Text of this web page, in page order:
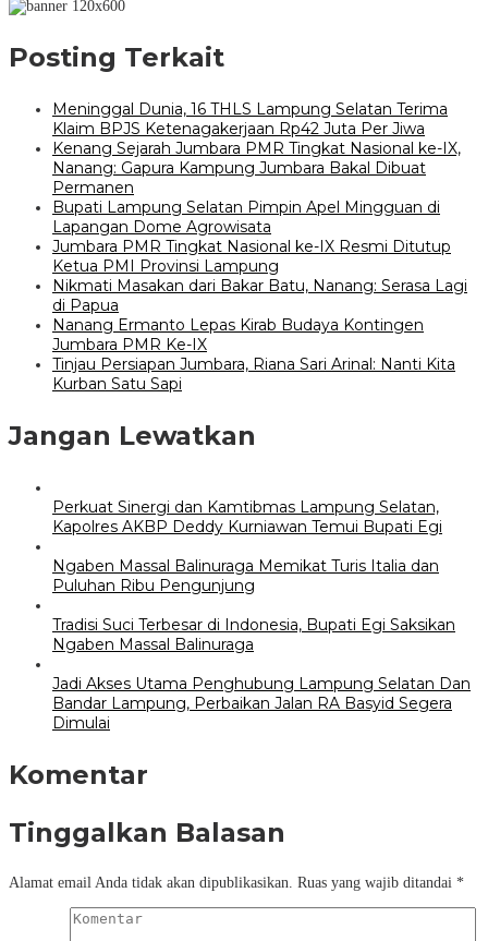
Posting Terkait
Meninggal Dunia, 16 THLS Lampung Selatan Terima
Klaim BPJS Ketenagakerjaan Rp42 Juta Per Jiwa
Kenang Sejarah Jumbara PMR Tingkat Nasional ke-IX,
Nanang: Gapura Kampung Jumbara Bakal Dibuat
Permanen
Bupati Lampung Selatan Pimpin Apel Mingguan di
Lapangan Dome Agrowisata
Jumbara PMR Tingkat Nasional ke-IX Resmi Ditutup
Ketua PMI Provinsi Lampung
Nikmati Masakan dari Bakar Batu, Nanang: Serasa Lagi
di Papua
Nanang Ermanto Lepas Kirab Budaya Kontingen
Jumbara PMR Ke-IX
Tinjau Persiapan Jumbara, Riana Sari Arinal: Nanti Kita
Kurban Satu Sapi
Jangan Lewatkan
Perkuat Sinergi dan Kamtibmas Lampung Selatan,
Kapolres AKBP Deddy Kurniawan Temui Bupati Egi
Ngaben Massal Balinuraga Memikat Turis Italia dan
Puluhan Ribu Pengunjung
Tradisi Suci Terbesar di Indonesia, Bupati Egi Saksikan
Ngaben Massal Balinuraga
Jadi Akses Utama Penghubung Lampung Selatan Dan
Bandar Lampung, Perbaikan Jalan RA Basyid Segera
Dimulai
Komentar
Tinggalkan Balasan
Alamat email Anda tidak akan dipublikasikan. Ruas yang wajib ditandai *